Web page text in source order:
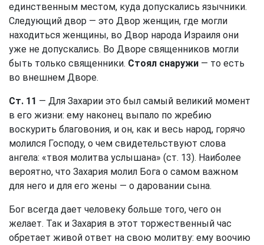
единственным местом, куда допускались язычники.
Следующий двор — это Двор женщин, где могли
находиться женщины, во Двор народа Израиля они
уже не допускались. Во Дворе священников могли
быть только священники. Стоял снаружи — то есть
во внешнем Дворе.
Ст. 11 — Для Захарии это был самый великий момент
в его жизни: ему наконец выпало по жребию
воскурить благовония, и он, как и весь народ, горячо
молился Господу, о чем свидетельствуют слова
ангела: «твоя молитва услышана» (ст. 13). Наиболее
вероятно, что Захария молил Бога о самом важном
для него и для его жены — о даровании сына.
Бог всегда дает человеку больше того, чего он
желает. Так и Захария в этот торжественный час
обретает живой ответ на свою молитву: ему воочию